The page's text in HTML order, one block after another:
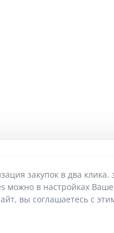
закупок в два
можно в настройках
вы соглашаетесь с